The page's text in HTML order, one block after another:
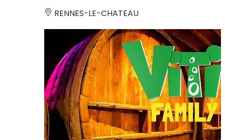
RENNES-LE-CHATEAU